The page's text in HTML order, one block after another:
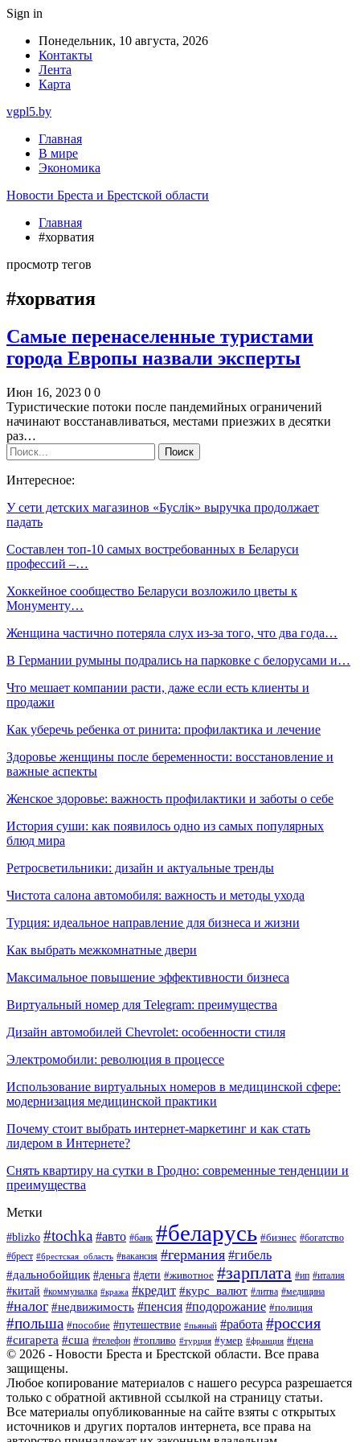
Sign in
Понедельник, 10 августа, 2026
Контакты
Лента
Карта
vgpl5.by
Главная
В мире
Экономика
Новости Бреста и Брестской области
Главная
#хорватия
просмотр тегов
#хорватия
Самые перенаселенные туристами
города Европы назвали эксперты
Июн 16, 2023 0 0
Туристические потоки после пандемийных ограничений
начинают восстанавливаться, местами приезжих в десятки
раз…
Интересное:
У сети детских магазинов «Буслiк» выручка продолжает
падать
Составлен топ-10 самых востребованных в Беларуси
профессий –…
Хоккейное сообщество Беларуси возложило цветы к
Монументу…
Женщина частично потеряла слух из-за того, что два года…
В Германии румыны подрались на парковке с белорусами и…
Что мешает компании расти, даже если есть клиенты и
продажи
Как уберечь ребенка от ринита: профилактика и лечение
Здоровье женщины после беременности: восстановление и
важные аспекты
Женское здоровье: важность профилактики и заботы о себе
История суши: как появилось одно из самых популярных
блюд мира
Ретросветильники: дизайн и актуальные тренды
Чистота салона автомобиля: важность и методы ухода
Турция: идеальное направление для бизнеса и жизни
Как выбрать межкомнатные двери
Максимальное повышение эффективности бизнеса
Виртуальный номер для Telegram: преимущества
Дизайн автомобилей Chevrolet: особенности стиля
Электромобили: революция в процессе
Использование виртуальных номеров в медицинской сфере:
модернизация медицинской практики
Почему стоит выбрать интернет-маркетинг и как стать
лидером в Интернете?
Снять квартиру на сутки в Гродно: современные тенденции и
преимущества
Метки
#blizko #tochka #авто #банк #беларусь #бизнес #богатство
#брест #брестская_область #вакансия #германия #гибель
#дальнобойщик #деньга #дети #животное #зарплата #ип #италия
#китай #коммуналка #кража #кредит #курс_валют #литва #медицина
#налог #недвижимость #пенсия #подорожание #полиция
#польша #пособие #путешествие #пьяный #работа #россия
#сигарета #сша #телефон #топливо #турция #умер #франция #цена
© 2026 - Новости Бреста и Брестской области. Все права
защищены.
Любое копирование материалов с нашего ресурса разрешается
только с обратной активной ссылкой на страницу статьи.
Все материалы опубликованные на сайте взяты с открытых
источников и других порталов интернета, все права на